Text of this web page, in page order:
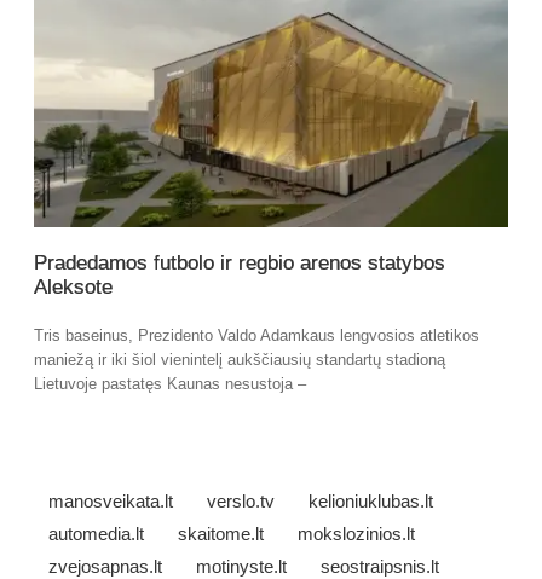
Pradedamos futbolo ir regbio arenos statybos
Aleksote
Tris baseinus, Prezidento Valdo Adamkaus lengvosios atletikos
maniežą ir iki šiol vienintelį aukščiausių standartų stadioną
Lietuvoje pastatęs Kaunas nesustoja –
manosveikata.lt verslo.tv
kelioniuklubas.lt
automedia.lt
skaitome.lt
mokslozinios.lt
zvejosapnas.lt
motinyste.lt seostraipsnis.lt